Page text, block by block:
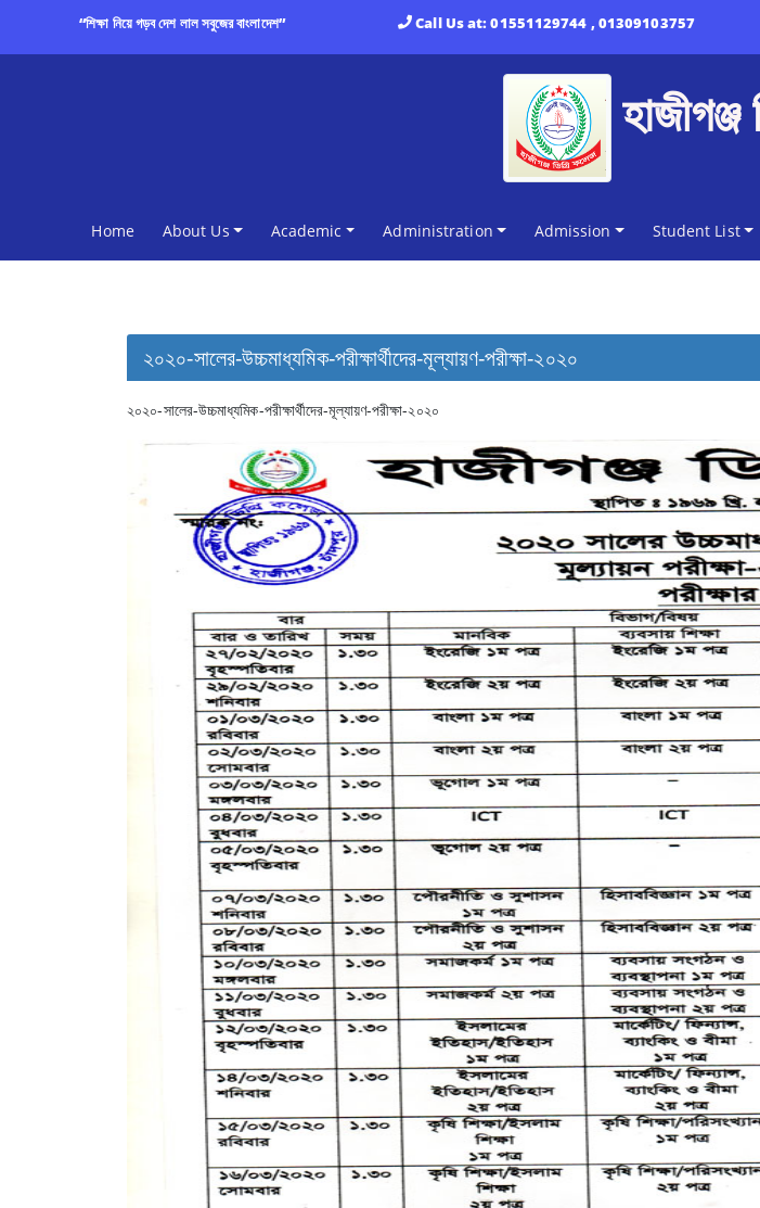
“শিক্ষা নিয়ে গড়ব দেশ লাল সবুজের বাংলাদেশ” Call Us at:01551129744 , 01309103757
Home(current)
About Us Academic Administration Admission Student List
২০২০-সালের-উচ্চমাধ্যমিক-পরীক্ষার্থীদের-মূল্যায়ণ-পরীক্ষা-২০২০
২০২০-সালের-উচ্চমাধ্যমিক-পরীক্ষার্থীদের-মূল্যায়ণ-পরীক্ষা-২০২০